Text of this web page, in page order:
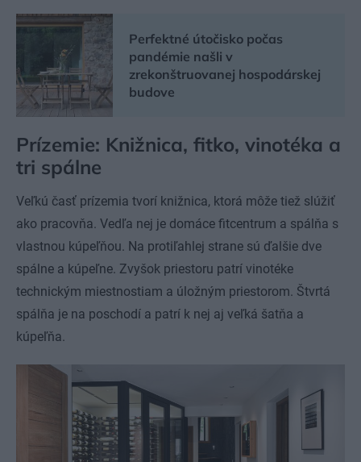
Perfektné útočisko počas
pandémie našli v
zrekonštruovanej hospodárskej
budove
Prízemie: Knižnica, fitko, vinotéka a
tri spálne
Veľkú časť prízemia tvorí knižnica, ktorá môže tiež slúžiť
ako pracovňa. Vedľa nej je domáce fitcentrum a spálňa s
vlastnou kúpeľňou. Na protiľahlej strane sú ďalšie dve
spálne a kúpeľne. Zvyšok priestoru patrí vinotéke
technickým miestnostiam a úložným priestorom. Štvrtá
spálňa je na poschodí a patrí k nej aj veľká šatňa a
kúpeľňa.